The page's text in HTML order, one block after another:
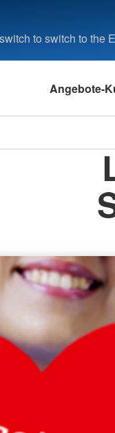
to switch to the
Angebote-